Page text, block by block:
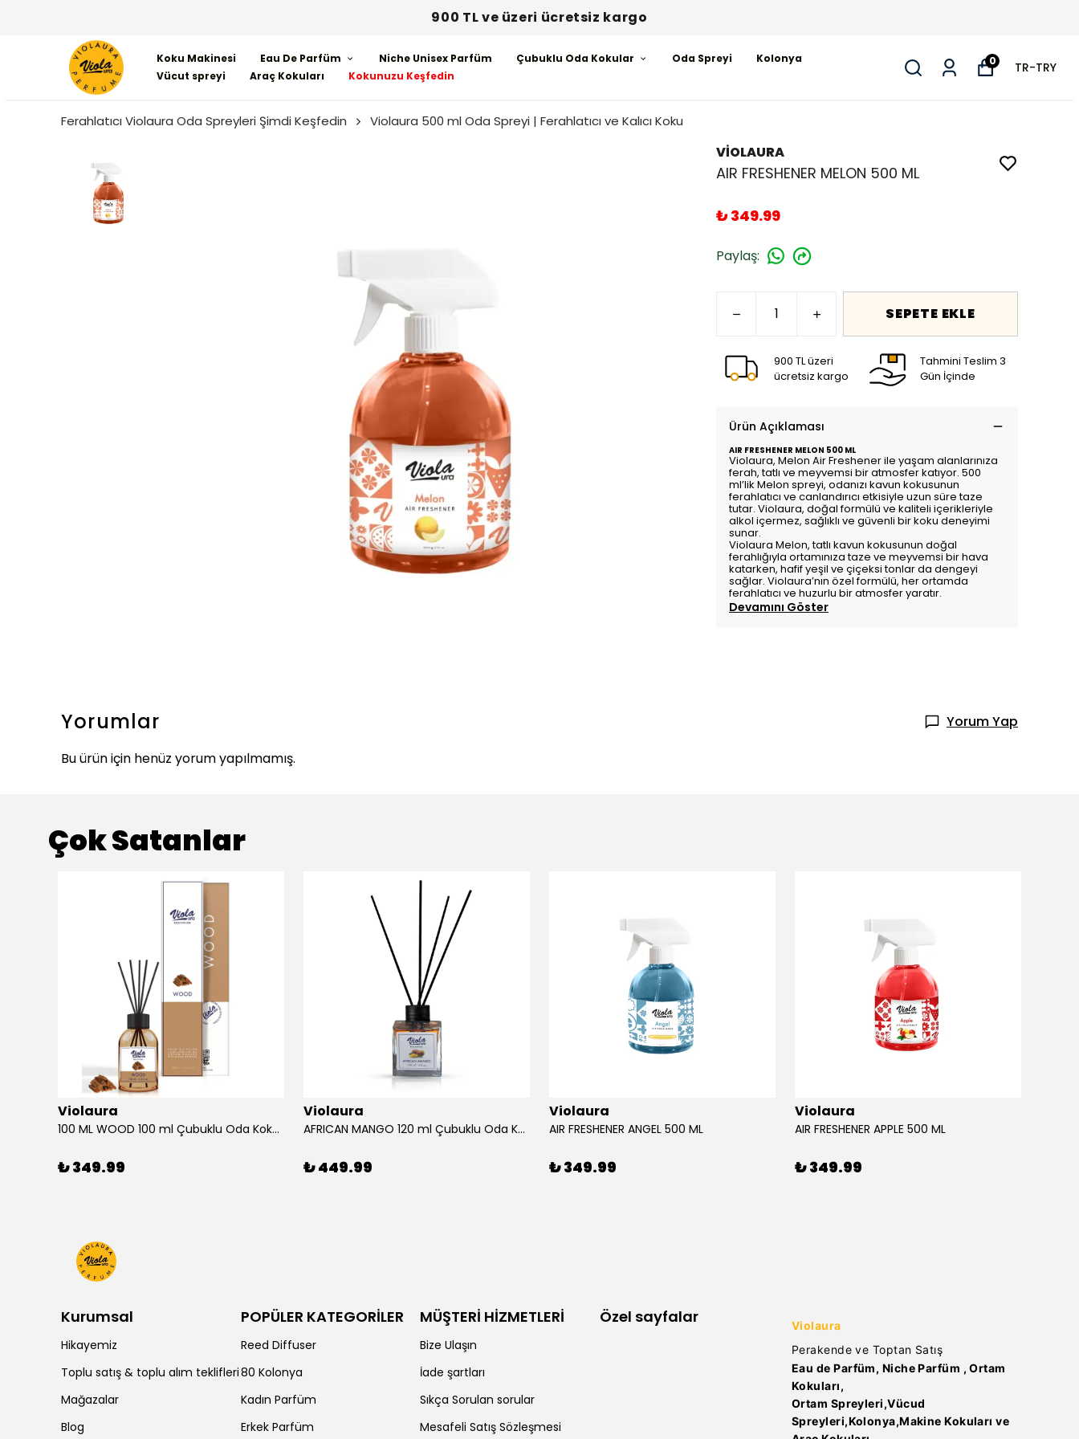
900 TL ve üzeri ücretsiz kargo
Koku Makinesi Eau De Parfüm Niche Unisex Parfüm Çubuklu Oda Kokular Oda Spreyi
Kolonya
Vücut spreyi
Araç Kokuları Kokunuzu Keşfedin
0 TR-TRY
Ferahlatıcı Violaura Oda Spreyleri Şimdi Keşfedin Violaura 500 ml Oda Spreyi | Ferahlatıcı ve Kalıcı Koku
VİOLAURA
AIR FRESHENER MELON 500 ML
₺ 349.99
Paylaş:
SEPETE EKLE
900 TL üzeri
ücretsiz kargo
Tahmini Teslim 3
Gün İçinde
Ürün Açıklaması
AIR FRESHENER MELON 500 ML
Violaura, Melon Air Freshener ile yaşam alanlarınıza
ferah, tatlı ve meyvemsi bir atmosfer katıyor. 500
ml’lik Melon spreyi, odanızı kavun kokusunun
ferahlatıcı ve canlandırıcı etkisiyle uzun süre taze
tutar. Violaura, doğal formülü ve kaliteli içerikleriyle
alkol içermez, sağlıklı ve güvenli bir koku deneyimi
sunar.
Violaura Melon, tatlı kavun kokusunun doğal
ferahlığıyla ortamınıza taze ve meyvemsi bir hava
katarken, hafif yeşil ve çiçeksi tonlar da dengeyi
sağlar. Violaura’nın özel formülü, her ortamda
ferahlatıcı ve huzurlu bir atmosfer yaratır.
Devamını Göster
Yorumlar
Yorum Yap
Bu ürün için henüz yorum yapılmamış.
Çok Satanlar
Violaura
100 ML WOOD 100 ml Çubuklu Oda Kokusu
₺ 349.99
Violaura
AFRICAN MANGO 120 ml Çubuklu Oda Kokusu
₺ 449.99
Violaura
AIR FRESHENER ANGEL 500 ML
₺ 349.99
Violaura
AIR FRESHENER APPLE 500 ML
₺ 349.99
Kurumsal
Hikayemiz
Toplu satış & toplu alım teklifleri
Mağazalar
Blog
POPÜLER KATEGORİLER
Reed Diffuser
80 Kolonya
Kadın Parfüm
Erkek Parfüm
MÜŞTERİ HİZMETLERİ
Bize Ulaşın
İade şartları
Sıkça Sorulan sorular
Mesafeli Satış Sözleşmesi
Özel sayfalar
Violaura
Perakende ve Toptan Satış
Eau de Parfüm, Niche Parfüm , Ortam
Kokuları,
Ortam Spreyleri,Vücud
Spreyleri,Kolonya,Makine Kokuları ve